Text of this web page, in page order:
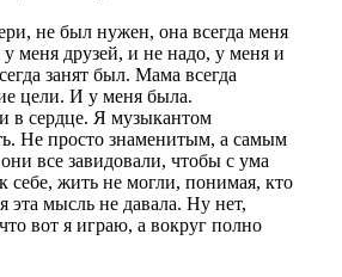
не был нужен, она всегда меня
меня друзей, и не надо, у меня и
занят был. Мама всегда
цели. И у меня была.
в сердце. Я музыкантом
Не просто знаменитым, а самым
все завидовали, чтобы с ума
себе, жить не могли, понимая, кто
эта мысль не давала. Ну нет,
вот я играю, а вокруг полно